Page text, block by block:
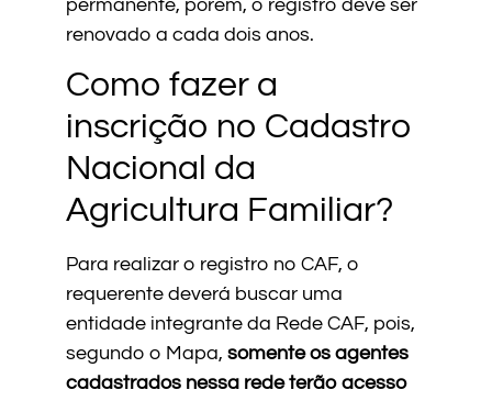
permanente, porém, o registro deve ser
renovado a cada dois anos.
Como fazer a
inscrição no Cadastro
Nacional da
Agricultura Familiar?
Para realizar o registro no CAF, o
requerente deverá buscar uma
entidade integrante da Rede CAF, pois,
segundo o Mapa, somente os agentes
cadastrados nessa rede terão acesso